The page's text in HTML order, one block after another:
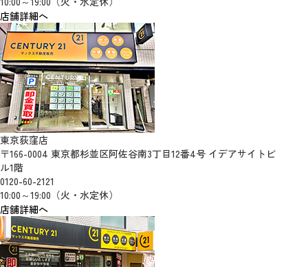
店舗詳細へ
東京荻窪店
〒166-0004 東京都杉並区阿佐谷南3丁目12番4号 イデアサイトビ
ル1階
0120-60-2121
10:00～19:00（火・水定休）
店舗詳細へ